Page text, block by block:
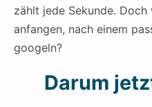
zählt jede Sekunde.
anfangen, nach einem
googeln?
Darum